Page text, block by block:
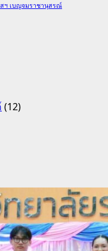
สฯ เบญจมราชานุสรณ์
(12)